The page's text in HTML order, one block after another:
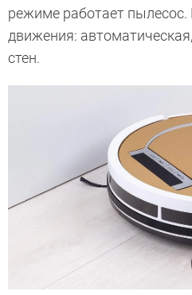
режиме работает
движения:
стен.